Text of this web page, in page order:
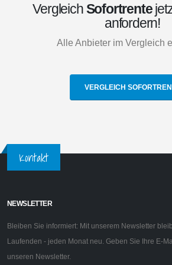
VergleichSofortrente
anfordern!
Alle Anbieter im Vergleich
VERGLEICH
Kontakt
NEWSLETTER
Bleiben Sie informiert: Mit unserem Newsletter
Laufenden - jeden Monat neu. Geben Sie Ihre E-
unseren Newsletter.